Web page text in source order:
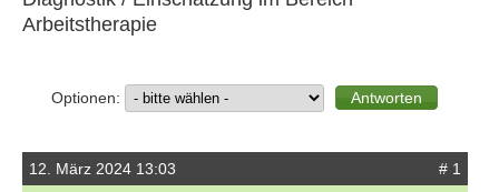
Arbeitstherapie
Optionen:
12. März 2024 13:03
# 1